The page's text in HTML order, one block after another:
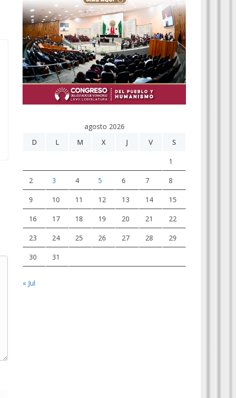
agosto 2026
D
L M X J V S
1
2 3 4 5 6 7 8
9 10 11 12 13 14 15
16 17 18 19 20 21 22
23 24 25 26 27 28 29
30 31
« Jul